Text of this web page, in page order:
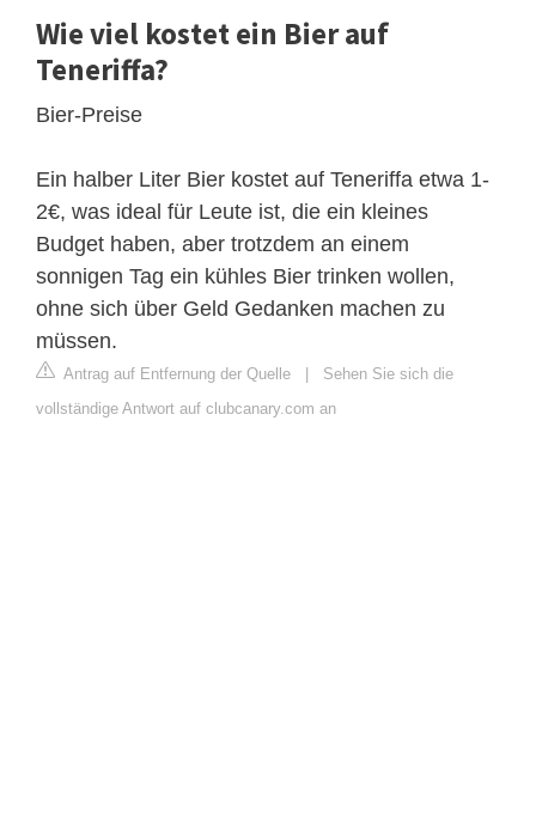
Wie viel kostet ein Bier auf
Teneriffa?
Bier-Preise
Ein halber Liter Bier kostet auf Teneriffa etwa 1-
2€, was ideal für Leute ist, die ein kleines
Budget haben, aber trotzdem an einem
sonnigen Tag ein kühles Bier trinken wollen,
ohne sich über Geld Gedanken machen zu
müssen.
Antrag auf Entfernung der Quelle
Sehen Sie sich die
vollständige Antwort auf clubcanary.com an